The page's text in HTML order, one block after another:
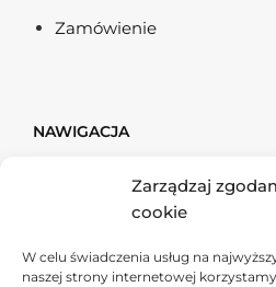
Zarządzaj
cookie
W celu świadczenia usług na
naszej strony internetowej
Zamówienie
NAWIGACJA
Firma & Finanse
Ogród